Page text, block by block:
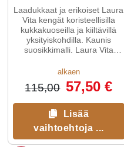
Laadukkaat ja erikoiset Laura
Vita kengät koristeellisilla
kukkakuoseilla ja kiiltävillä
yksityiskohdilla. Kaunis
suosikkimalli. Laura Vita
alkaen
115,00 57,50 €
Lisää
vaihtoehtoja ...